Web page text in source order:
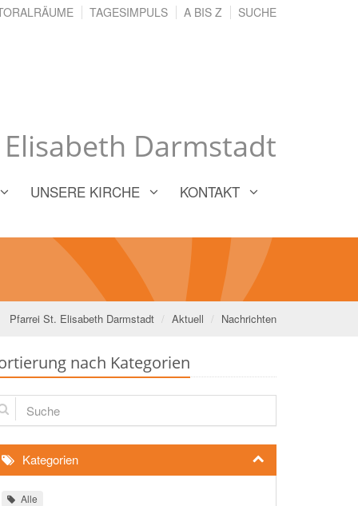
Darmstadt
TAGESIMPULS A BIS Z SUCHE
UNSERE KIRCHE KONTAKT
Pfarrei St. Elisabeth Darmstadt Aktuell Nachrichten
nach Kategorien
Kategorien
Alle